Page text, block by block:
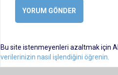
Bu site istenmeyenleri azaltmak için
verilerinizin nasıl işlendiğini öğrenin.